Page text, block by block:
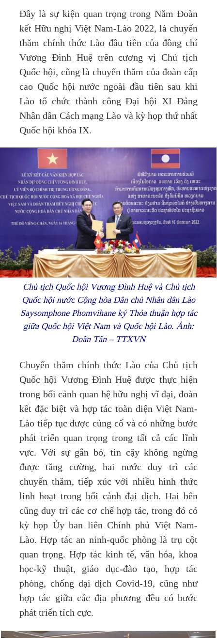
Đây là sự kiện quan trọng trong Năm Đoàn
kết Hữu nghị Việt Nam-Lào 2022, là chuyến
thăm chính thức Lào đầu tiên của đồng chí
Vương Đình Huệ trên cương vị Chủ tịch
Quốc hội, cũng là chuyến thăm của đoàn cấp
cao Quốc hội nước ngoài đầu tiên sau khi
Lào tổ chức thành công Đại hội XI Đảng
Nhân dân Cách mạng Lào và kỳ họp thứ nhất
Quốc hội khóa IX.
Chủ tịch Quốc hội Vương Đình Huệ và Chủ tịch
Quốc hội nước Cộng hòa Dân chủ Nhân dân Lào
Saysomphone Phomvihane ký Thỏa thuận hợp tác
giữa Quốc hội Việt Nam và Quốc hội Lào. Ảnh:
Doãn Tấn – TTXVN
Chuyến thăm chính thức Lào của Chủ tịch
Quốc hội Vương Đình Huệ được thực hiện
trong bối cảnh quan hệ hữu nghị vĩ đại, đoàn
kết đặc biệt và hợp tác toàn diện Việt Nam-
Lào tiếp tục được củng cố và có những bước
phát triển quan trọng trong tất cả các lĩnh
vực. Với sự gắn bó, tin cậy không ngừng
được tăng cường, hai nước duy trì các
chuyến thăm, tiếp xúc với nhiều hình thức
linh hoạt trong bối cảnh đại dịch. Hai bên
cũng duy trì các cơ chế hợp tác, trong đó có
kỳ họp Ủy ban liên Chính phủ Việt Nam-
Lào. Hợp tác an ninh-quốc phòng là trụ cột
quan trọng. Hợp tác kinh tế, văn hóa, khoa
học-kỹ thuật, giáo dục-đào tạo, hợp tác
phòng, chống đại dịch Covid-19, cũng như
hợp tác giữa các địa phương đều có bước
phát triển tích cực.